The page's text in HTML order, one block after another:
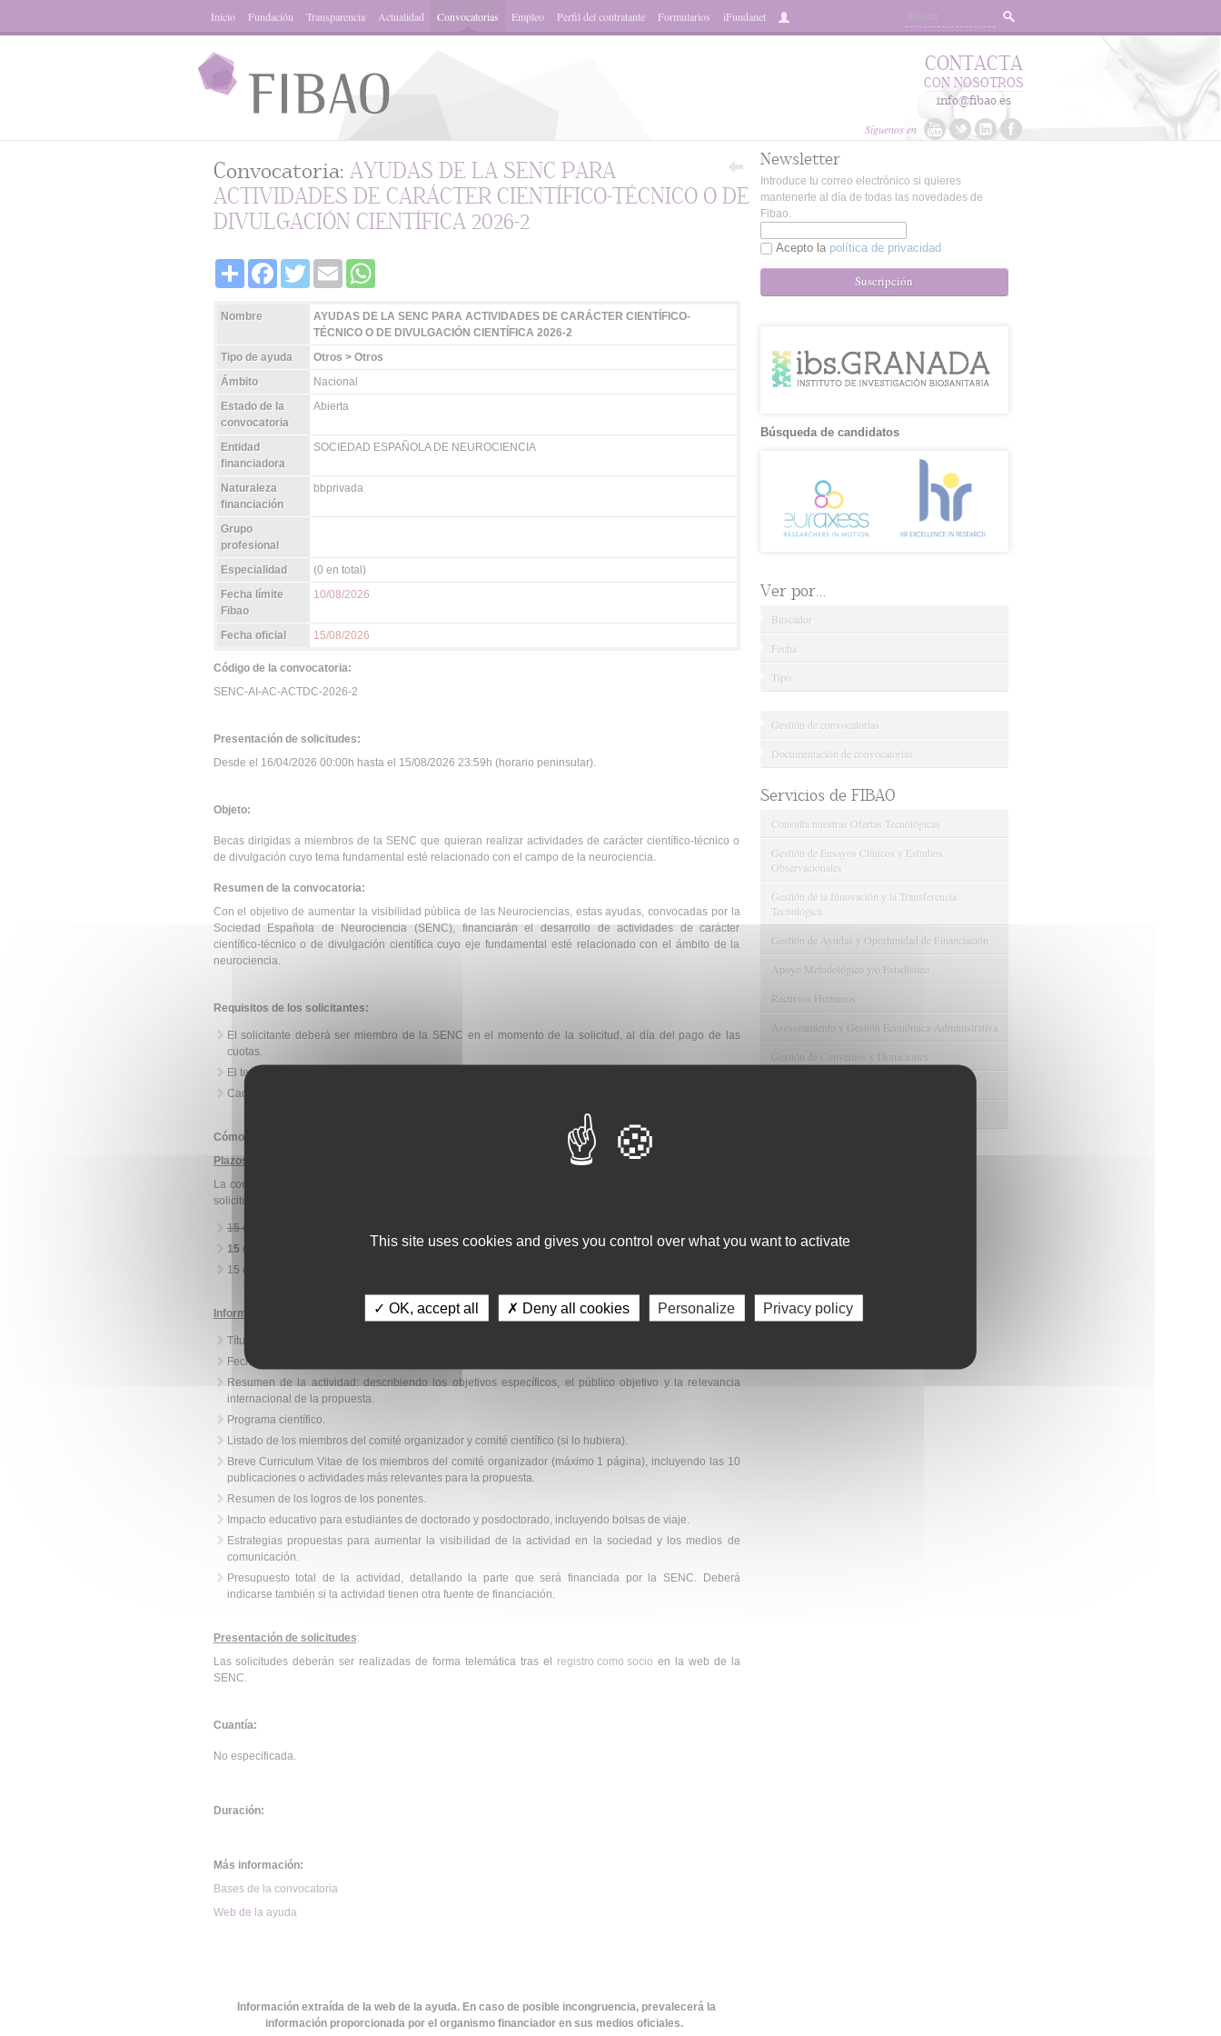
Inicio Fundación Transparencia Actualidad Convocatorias Empleo Perfil del contratante Formularios iFundanet
Síguenos en
CONTACTA
CON NOSOTROS
info@fibao.es
Convocatoria: AYUDAS DE LA SENC PARA
ACTIVIDADES DE CARÁCTER CIENTÍFICO-TÉCNICO O DE
DIVULGACIÓN CIENTÍFICA 2026-2
Share FacebookTwitter Email
Nombre
AYUDAS DE LA SENC PARA ACTIVIDADES DE CARÁCTER CIENTÍFICO-
TÉCNICO O DE DIVULGACIÓN CIENTÍFICA 2026-2
Tipo de ayuda
Otros > Otros
Ámbito
Nacional
Estado de la
convocatoria
Abierta
Entidad
financiadora
SOCIEDAD ESPAÑOLA DE NEUROCIENCIA
Naturaleza
financiación
bbprivada
Grupo
profesional
Especialidad
(0 en total)
Fecha límite
Fibao
10/08/2026
Fecha oficial 15/08/2026
Código de la convocatoria:
SENC-AI-AC-ACTDC-2026-2
Presentación de solicitudes:
Desde el 16/04/2026 00:00h hasta el 15/08/2026 23:59h (horario peninsular).
Objeto:
Becas dirigidas a miembros de la SENC que quieran realizar actividades de carácter científico-técnico o
de divulgación cuyo tema fundamental esté relacionado con el campo de la neurociencia.
Resumen de la convocatoria:
Con el objetivo de aumentar la visibilidad pública de las Neurociencias, estas ayudas, convocadas por la
Sociedad Española de Neurociencia (SENC), financiarán el desarrollo de actividades de carácter
científico-técnico o de divulgación científica cuyo eje fundamental esté relacionado con el ámbito de la
neurociencia.
Requisitos de los solicitantes:
El solicitante deberá ser miembro de la SENC en el momento de la solicitud, al día del pago de las
cuotas.
El tema principal de la actividad propuesta por el solicitante deberá ser la Neurociencia.
Cada miembro de la SENC solo podrá presentar una candidatura al año.
Cómo se solicita:
Plazos de solicitud
La convocatoria estará abierta durante todo el año, estableciéndose tres periodos para la evaluación de
solicitudes a lo largo del año:
15 de abril
15 de agosto.
15 de diciembre.
Información/documentación necesaria:
Título de la actividad.
Fecha y lugar.
Resumen de la actividad: describiendo los objetivos específicos, el público objetivo y la relevancia
internacional de la propuesta.
Programa científico.
Listado de los miembros del comité organizador y comité científico (si lo hubiera).
Breve Curriculum Vitae de los miembros del comité organizador (máximo 1 página), incluyendo las 10
publicaciones o actividades más relevantes para la propuesta.
Resumen de los logros de los ponentes.
Impacto educativo para estudiantes de doctorado y posdoctorado, incluyendo bolsas de viaje.
Estrategias propuestas para aumentar la visibilidad de la actividad en la sociedad y los medios de
comunicación.
Presupuesto total de la actividad, detallando la parte que será financiada por la SENC. Deberá
indicarse también si la actividad tienen otra fuente de financiación.
Presentación de solicitudes:
Las solicitudes deberán ser realizadas de forma telemática tras el registro como socio en la web de la
SENC.
Cuantía:
No especificada.
Duración:
Más información:
Bases de la convocatoria
Web de la ayuda
Información extraída de la web de la ayuda. En caso de posible incongruencia, prevalecerá la
información proporcionada por el organismo financiador en sus medios oficiales.
Newsletter
Introduce tu correo electrónico si quieres
mantenerte al día de todas las novedades de
Fibao.
Acepto la política de privacidad
Suscripción
Búsqueda de candidatos
Ver por...
Buscador
Fecha
Tipo
Gestión de convocatorias
Documentación de convocatorias
Servicios de FIBAO
Consulta nuestras Ofertas Tecnológicas
Gestión de Ensayos Clínicos y Estudios
Observacionales
Gestión de la Innovación y la Transferencia
Tecnológica
Gestión de Ayudas y Oportunidad de Financiación
Apoyo Metodológico y/o Estadístico
Recursos Humanos
Asesoramiento y Gestión Económica-Administrativa
Gestión de Convenios y Donaciones
This site uses cookies and gives you control over what you want to activate
✓ OK, accept all ✗ Deny all cookies Personalize Privacy policy